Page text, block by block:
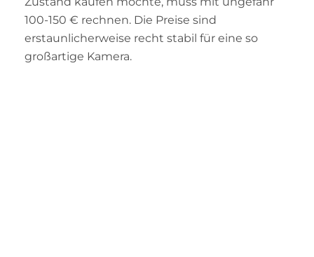
100-150 € rechnen. Die Preise sind
erstaunlicherweise recht stabil für eine so
großartige Kamera.